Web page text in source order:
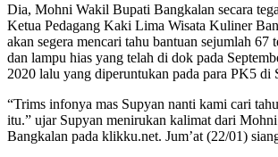
Dia, Mohni Wakil Bupati Bangkalan secara
Ketua Pedagang Kaki Lima Wisata Kuliner
akan segera mencari tahu bantuan sejumlah 67
dan lampu hias yang telah di dok pada
2020 lalu yang diperuntukan pada para PK5 di
“Trims infonya mas Supyan nanti kami cari
itu.” ujar Supyan menirukan kalimat dari
Bangkalan pada klikku.net. Jum’at (22/01)